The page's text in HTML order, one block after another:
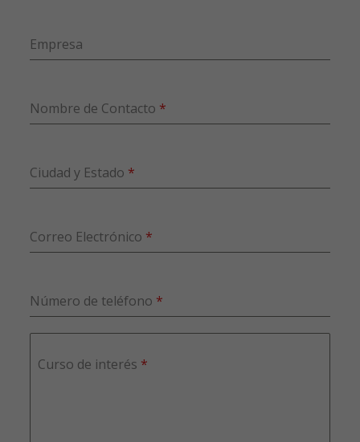
Empresa
Nombre de Contacto *
Ciudad y Estado *
Correo Electrónico *
Número de teléfono *
Curso de interés *